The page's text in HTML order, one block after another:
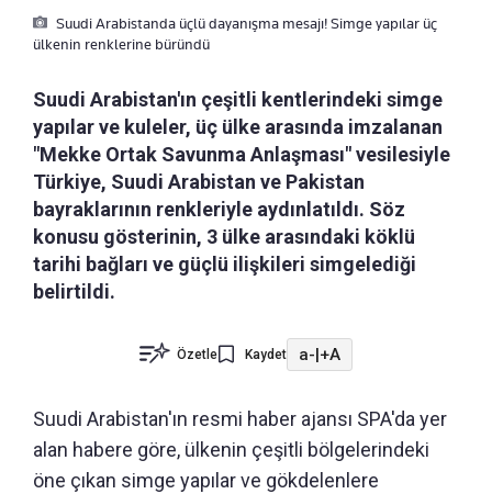
Suudi Arabistanda üçlü dayanışma mesajı! Simge yapılar üç
ülkenin renklerine büründü
Suudi Arabistan'ın çeşitli kentlerindeki simge
yapılar ve kuleler, üç ülke arasında imzalanan
"Mekke Ortak Savunma Anlaşması" vesilesiyle
Türkiye, Suudi Arabistan ve Pakistan
bayraklarının renkleriyle aydınlatıldı. Söz
konusu gösterinin, 3 ülke arasındaki köklü
tarihi bağları ve güçlü ilişkileri simgelediği
belirtildi.
Özetle Kaydet a-|+A
Suudi Arabistan'ın resmi haber ajansı SPA'da yer
alan habere göre, ülkenin çeşitli bölgelerindeki
öne çıkan simge yapılar ve gökdelenlere